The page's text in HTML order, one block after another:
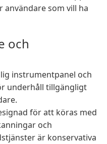
användare som vill ha
och
instrumentpanel och
underhåll tillgängligt
för att köras med
och
är konservativa